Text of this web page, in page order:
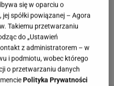
ogórki są tak pyszne, że
będzie za mało. Jak
słoik, to będzie można
mojej teściowej -
się w oparciu o
spółki powiązanej – Agora
Takiemu przetwarzaniu
do „Ustawień
z administratorem – w
i podmiotu, wobec którego
o przetwarzaniu danych
Polityka Prywatności